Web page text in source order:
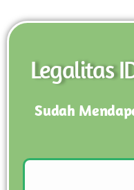
Legalitas
Sudah